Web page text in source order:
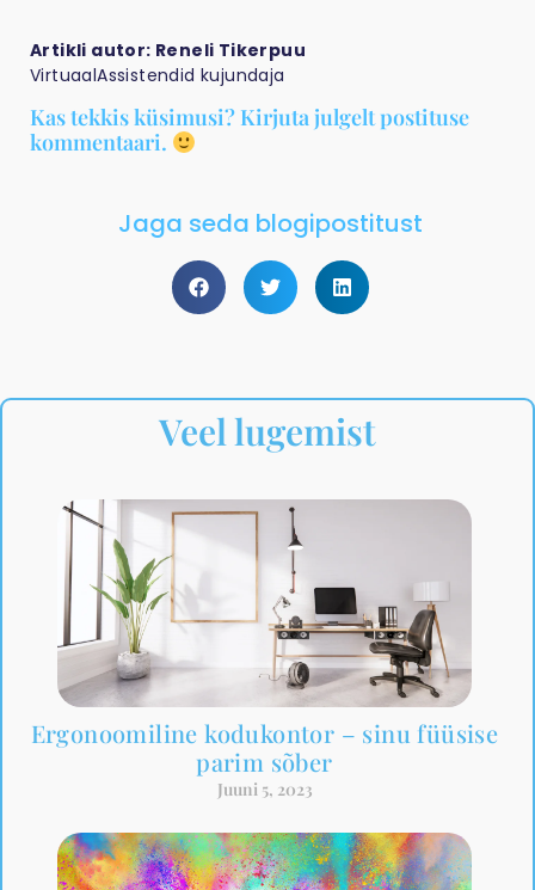
Artikli autor: Reneli Tikerpuu
VirtuaalAssistendid kujundaja
Kas tekkis küsimusi? Kirjuta julgelt postituse
kommentaari.
Jaga seda blogipostitust
Veel lugemist
Ergonoomiline kodukontor – sinu füüsise
parim sõber
Juuni 5, 2023